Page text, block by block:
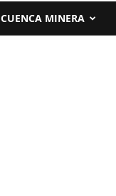
CUENCA MINERA